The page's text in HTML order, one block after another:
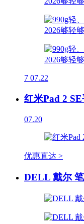
7 07.22
红米Pad 2
07.20
优惠直达 >
DELL 戴尔